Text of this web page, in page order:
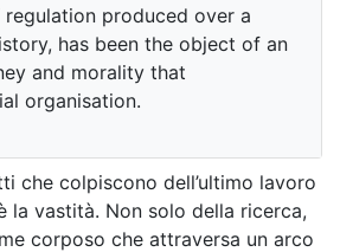
produced over a
has been the object of an
and morality that
organisation.
che colpiscono dell’ultimo lavoro
la vastità. Non solo della ricerca,
corposo che attraversa un arco